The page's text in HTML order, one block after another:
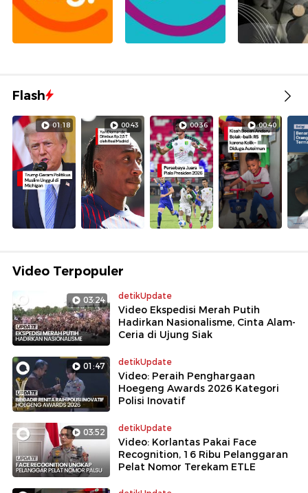
Flash
01:18 00:43 00:36 00:40
Video Terpopuler
03:24 detikUpdate
Video Ekspedisi Merah Putih
Hadirkan Nasionalisme, Cinta Alam-
Ceria di Ujung Siak
01:47 detikUpdate
Video: Peraih Penghargaan
Hoegeng Awards 2026 Kategori
Polisi Inovatif
03:52 detikUpdate
Video: Korlantas Pakai Face
Recognition, 16 Ribu Pelanggaran
Pelat Nomor Terekam ETLE